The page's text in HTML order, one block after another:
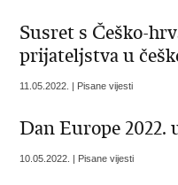
Susret s Češko-
prijateljstva u
11.05.2022. | Pisane vijesti
Dan Europe 2022.
10.05.2022. | Pisane vijesti